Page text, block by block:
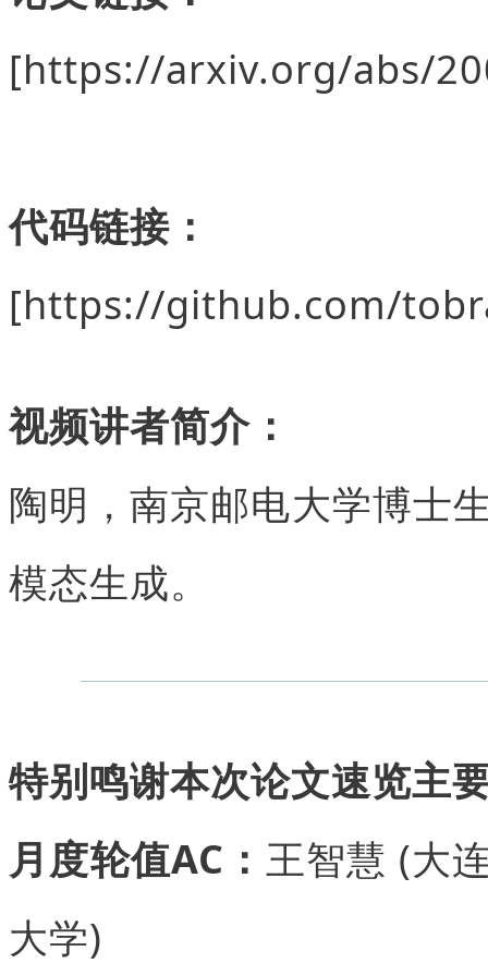
[https://arxiv.org/abs/
代码链接：
[https://github.com/
视频讲者简介：
陶明，南京邮电大学博士
模态生成。
特别鸣谢本次论文速览主
月度轮值AC： 王智慧 (大
大学)